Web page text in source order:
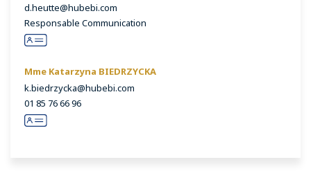
d.heutte@hubebi.com
Responsable Communication
Mme Katarzyna BIEDRZYCKA
k.biedrzycka@hubebi.com
01 85 76 66 96